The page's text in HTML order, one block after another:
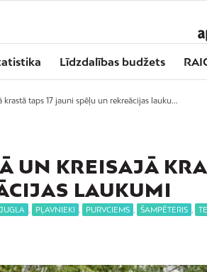
Līdzdalības budžets
krastā taps 17 jauni spēļu un rekreācijas lauku...
UN KREISAJĀ
LAUKUMI
JUGLA PĻAVNIEKI PURVCIEMS ŠAMPĒTERIS